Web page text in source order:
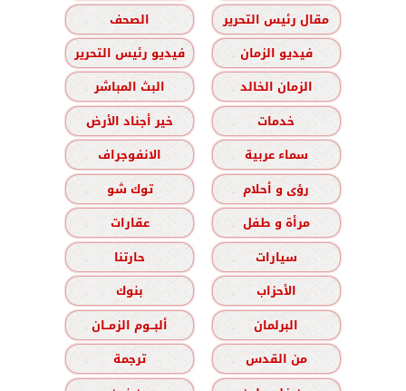
مقال رئيس التحرير
الصحف
فيديو الزمان
فيديو رئيس التحرير
الزمان الخالد
البث المباشر
خدمات
خير أجناد الأرض
سماء عربية
الانفوجراف
رؤى و أحلام
توك شو
مرأة و طفل
عقارات
سيارات
حارتنا
الأحزاب
بنوك
البرلمان
ألبــوم الزمــان
من القدس
ترجمة